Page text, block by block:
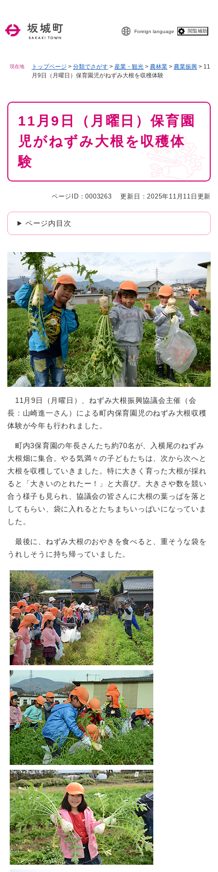
Foreign language 閲覧補助
現在地 トップページ > 分類でさがす > 産業・観光 > 農林業 > 農業振興 > 11
月9日（月曜日）保育園児がねずみ大根を収穫体験
本
11月9日（月曜日）保育園
児がねずみ大根を収穫体
験
ページID：0003263 更新日：2025年11月11日更新
ページ内目次
11月9日（月曜日）、ねずみ大根振興協議会主催（会
長：山崎進一さん）による町内保育園児のねずみ大根収穫
体験が今年も行われました。
町内3保育園の年長さんたち約70名が、入横尾のねずみ
大根畑に集合。やる気満々の子どもたちは、次から次へと
大根を収穫していきました。特に大きく育った大根が採れ
ると「大きいのとれたー！」と大喜び。大きさや数を競い
合う様子も見られ、協議会の皆さんに大根の葉っぱを落と
してもらい、袋に入れるとたちまちいっぱいになっていま
した。
最後に、ねずみ大根のおやきを食べると、重そうな袋を
うれしそうに持ち帰っていました。